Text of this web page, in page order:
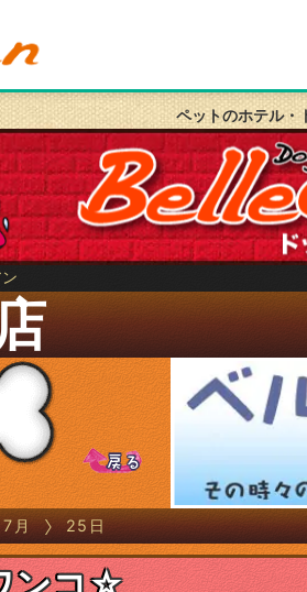
ペットのホテ
7月 25日